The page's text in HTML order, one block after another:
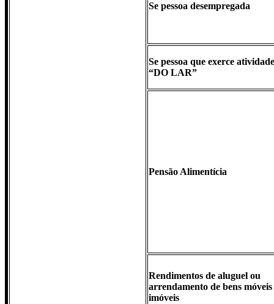
Se pessoa desempregada
Se pessoa que exerce atividade
“DO LAR”
Pensão Alimentícia
Rendimentos de aluguel ou
arrendamento de bens móveis
imóveis